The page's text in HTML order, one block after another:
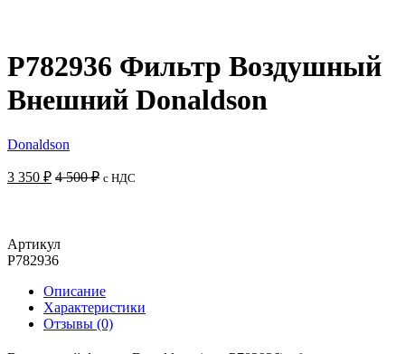
P782936 Фильтр Воздушный
Внешний Donaldson
Donaldson
3 350 ₽ 4 500₽ с НДС
Артикул
P782936
Описание
Характеристики
Отзывы (0)